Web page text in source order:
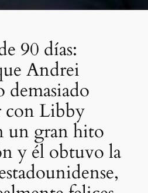
90 días:
Andrei
demasiado
con Libby
un gran hito
y él obtuvo la